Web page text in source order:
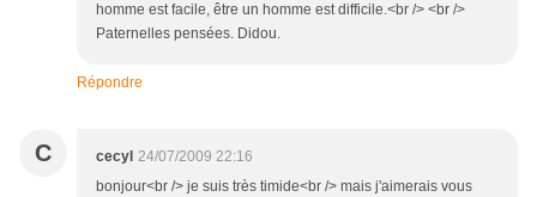
homme est facile, être un homme est difficile.<br /> <br />
Paternelles pensées. Didou.
Répondre
C cecyl 24/07/2009 22:16
bonjour<br /> je suis très timide<br /> mais j'aimerais vous